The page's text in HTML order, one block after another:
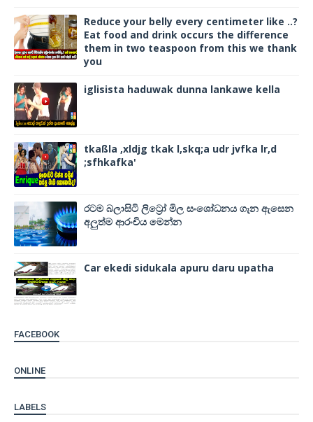
Reduce your belly every centimeter like ..?
Eat food and drink occurs the difference
them in two teaspoon from this we thank
you
iglisista haduwak dunna lankawe kella
tkaßla ,xldjg tkak l,skq;a udr jvfka lr,d
;sfhkafka'
රටම බලාසිටි ලිට්‍රෝ මිල සංශෝධනය ගැන ඇසෙන
අලුත්ම ආරංචිය මෙන්න
Car ekedi sidukala apuru daru upatha
FACEBOOK
ONLINE
LABELS